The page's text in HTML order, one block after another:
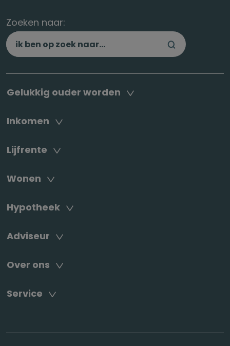
Zoeken naar:
Gelukkig ouder worden
Inkomen
Lijfrente
Wonen
Hypotheek
Adviseur
Over ons
Service